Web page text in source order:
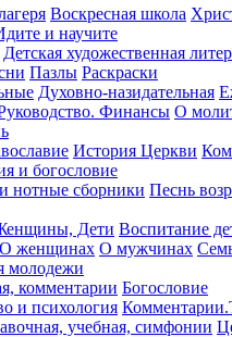
Воскресная школа
и научите
Детская художественная
Пазлы Раскраски
Духовно-назидательная
Финансы О
История Церкви
и богословие
нотные сборники Песнь
Дети Воспитание
О женщинах О мужчинах
молодежи
комментарии Богословие
и психология
учебная, симфонии